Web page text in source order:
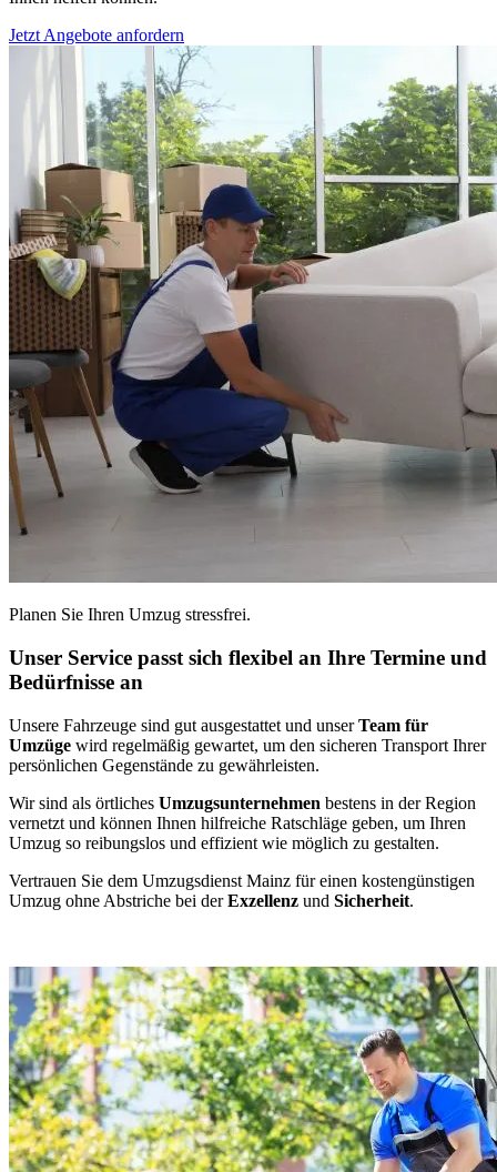
Jetzt Angebote anfordern
Planen Sie Ihren Umzug stressfrei.
Unser Service passt sich flexibel an Ihre Termine und
Bedürfnisse an
Unsere Fahrzeuge sind gut ausgestattet und unserTeam für
Umzüge wird regelmäßig gewartet, um den sicheren Transport Ihrer
persönlichen Gegenstände zu gewährleisten.
Wir sind als örtliches Umzugsunternehmen bestens in der Region
vernetzt und können Ihnen hilfreiche Ratschläge geben, um Ihren
Umzug so reibungslos und effizient wie möglich zu gestalten.
Vertrauen Sie dem Umzugsdienst Mainz für einen kostengünstigen
Umzug ohne Abstriche bei derExzellenz und Sicherheit.